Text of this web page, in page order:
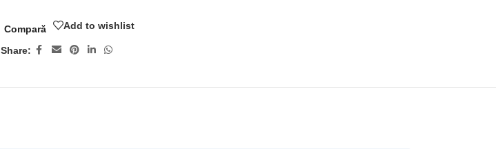
Compară Add to wishlist
Share: